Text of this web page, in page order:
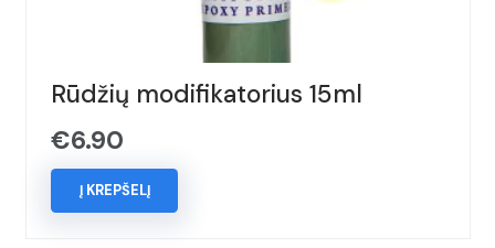
Rūdžių modifikatorius 15ml
€6.90
Į KREPŠELĮ